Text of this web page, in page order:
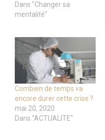
Dans "Changer sa
mentalité"
Combien de temps va
encore durer cette crise ?
mai 20, 2020
Dans "ACTUALITE"